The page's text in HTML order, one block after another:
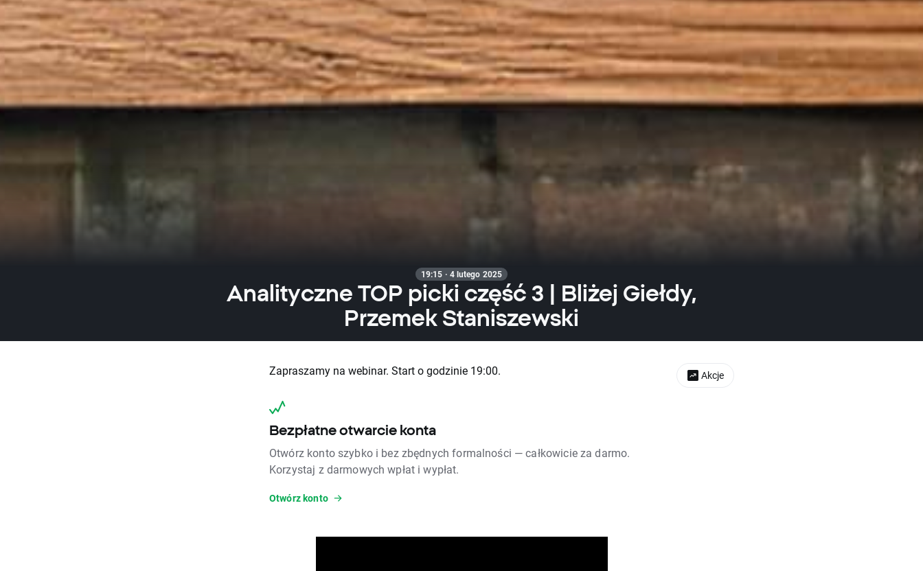
19:15 · 4 lutego 2025
Analityczne TOP picki część 3 | Bliżej Giełdy,
Przemek Staniszewski
Zapraszamy na webinar. Start o godzinie 19:00.
Bezpłatne otwarcie konta
Otwórz konto szybko i bez zbędnych formalności — całkowicie za darmo.
Korzystaj z darmowych wpłat i wypłat.
Otwórz konto
Akcje